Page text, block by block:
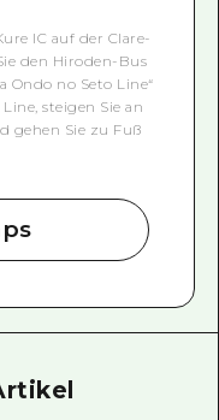
IC auf der Clare-
den Hiroden-Bus
Ondo no Seto Line“
steigen Sie an
gehen Sie zu Fuß